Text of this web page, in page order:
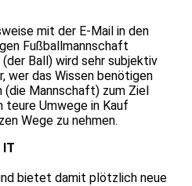
mit der E-Mail in den
Fußballmannschaft
Ball) wird sehr subjektiv
wer das Wissen benötigen
(die Mannschaft) zum Ziel
teure Umwege in Kauf
Wege zu nehmen.
IT
bietet damit plötzlich neue